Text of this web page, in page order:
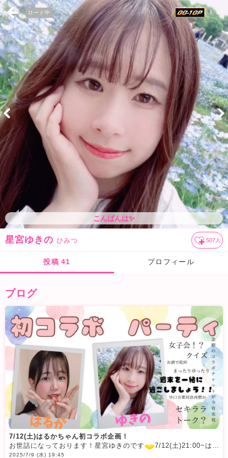
ロード中
こんばんは✨
星宮ゆきの ひみつ 507 人
投稿 41 プロフィール
ブログ
7/12(土)はるかちゃん初コラボ企画！
お世話になっております！星宮ゆきのです
7/12(土)21:00~はるかちゃんと自主企画祭りに参加することになりました
2025/7/9 (水) 19:45